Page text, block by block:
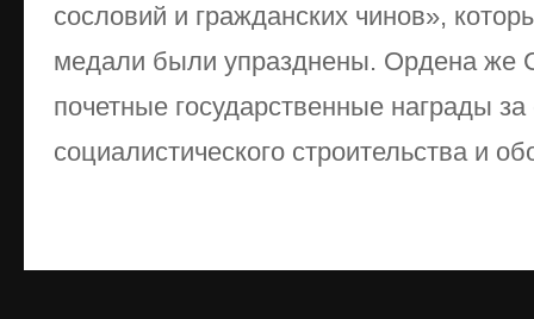
сословий и гражданских чинов»,
медали были упразднены. Ордена же
почетные государственные награды
социалистического строительства и